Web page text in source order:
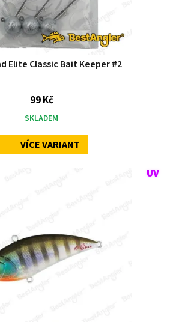
Elite Classic Bait Keeper #2
99 Kč
SKLADEM
VÍCE VARIANT